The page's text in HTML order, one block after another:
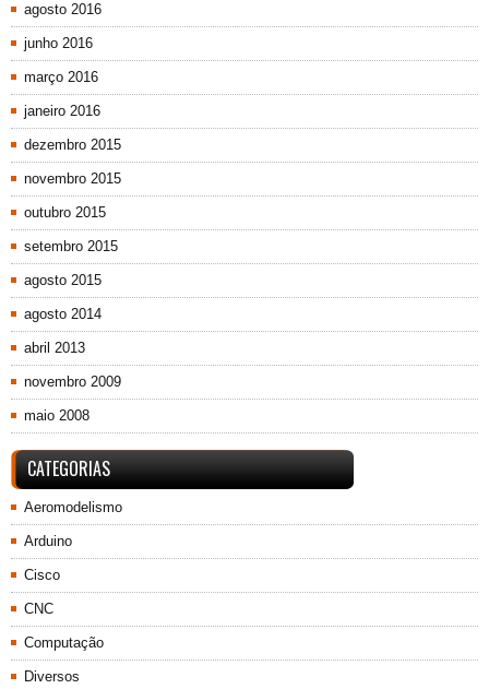
agosto 2016
junho 2016
março 2016
janeiro 2016
dezembro 2015
novembro 2015
outubro 2015
setembro 2015
agosto 2015
agosto 2014
abril 2013
novembro 2009
maio 2008
CATEGORIAS
Aeromodelismo
Arduino
Cisco
CNC
Computação
Diversos